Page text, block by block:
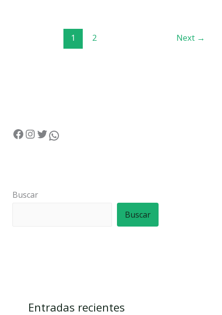
1 2 Next →
Buscar
Buscar
Entradas recientes